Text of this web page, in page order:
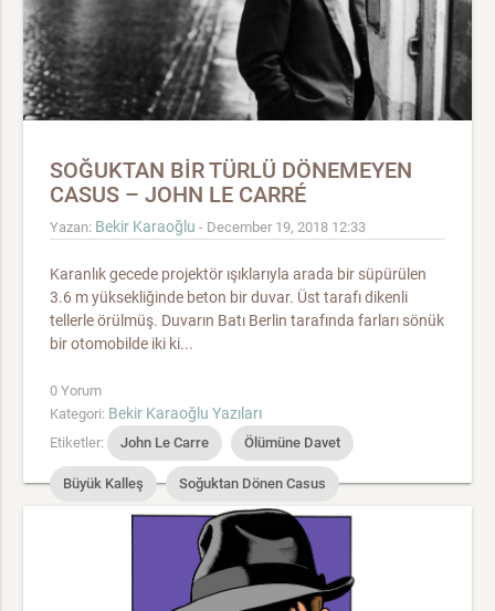
SOĞUKTAN BİR TÜRLÜ DÖNEMEYEN
CASUS – JOHN LE CARRÉ
Yazan: Bekir Karaoğlu - December 19, 2018 12:33
Karanlık gecede projektör ışıklarıyla arada bir süpürülen
3.6 m yüksekliğinde beton bir duvar. Üst tarafı dikenli
tellerle örülmüş. Duvarın Batı Berlin tarafında farları sönük
bir otomobilde iki ki...
0 Yorum
Kategori: Bekir Karaoğlu Yazıları
Etiketler: John Le Carre Ölümüne Davet
Büyük Kalleş Soğuktan Dönen Casus
Köstebek Bir Öğrenci Gibi
Yolun Sonu Casusun Mirası
Küçük Trampetçi Kız Son Casus Rus Evi